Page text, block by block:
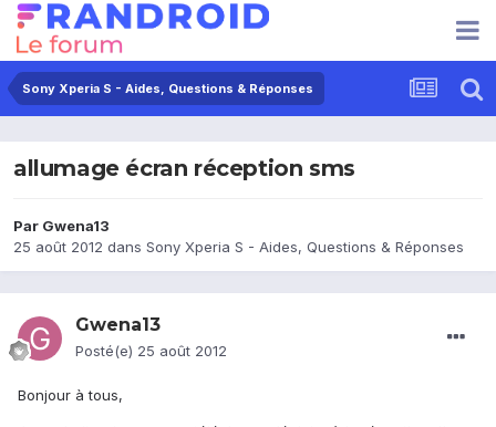
Sony Xperia S - Aides, Questions & Réponses
allumage écran réception sms
Par Gwena13
25 août 2012 dans Sony Xperia S - Aides, Questions & Réponses
Gwena13
Posté(e) 25 août 2012
Bonjour à tous,